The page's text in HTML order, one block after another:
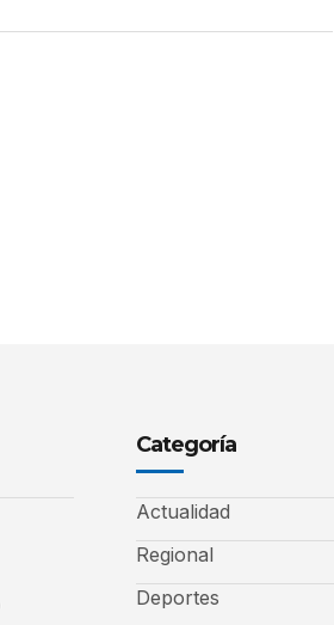
Categoría
Actualidad
Regional
Deportes